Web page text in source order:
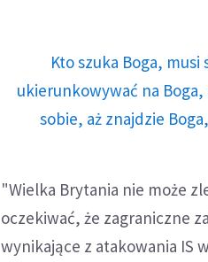
Kto szuka Boga,
ukierunkowywać na
sobie, aż znajdzie
"Wielka Brytania nie może
oczekiwać, że zagraniczne
wynikające z atakowania IS